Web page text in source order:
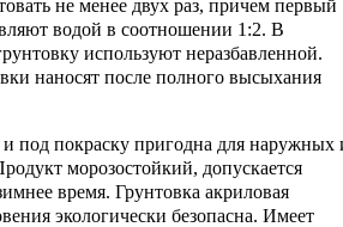
не менее двух раз, причем первый
водой в соотношении 1:2. В
используют неразбавленной.
наносят после полного высыхания
под покраску пригодна для наружных
морозостойкий, допускается
время. Грунтовка акриловая
экологически безопасна. Имеет